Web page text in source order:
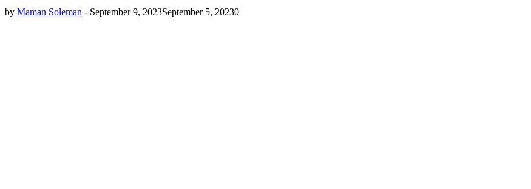
by Maman Soleman - September 9, 2023September 5, 20230